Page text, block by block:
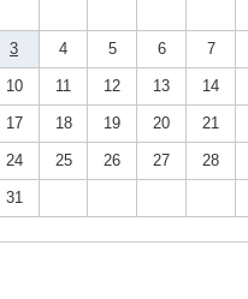
3 4 5 6 7
10 11 12 13 14
17 18 19 20 21
24 25 26 27 28
31